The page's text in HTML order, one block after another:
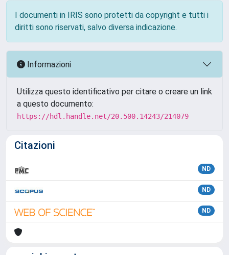
I documenti in IRIS sono protetti da copyright e tutti i
diritti sono riservati, salvo diversa indicazione.
Informazioni
Utilizza questo identificativo per citare o creare un link
a questo documento:
https://hdl.handle.net/20.500.14243/214079
Citazioni
ND
ND
ND